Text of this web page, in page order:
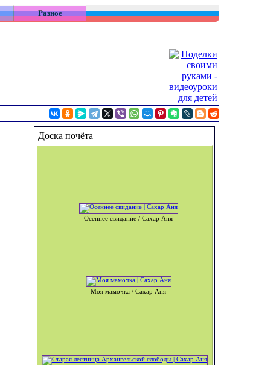
Разное
Доска почёта
Осеннее свидание / Сахар Аня
Моя мамочка / Сахар Аня